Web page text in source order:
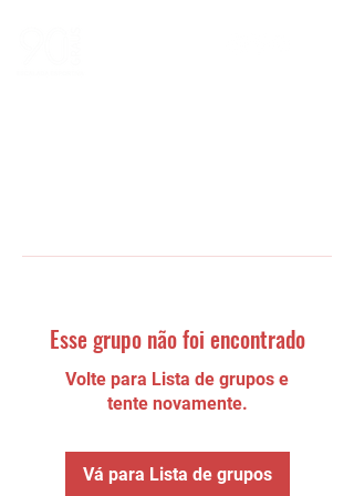
Esse grupo não foi encontrado
Volte para Lista de grupos e
tente novamente.
Vá para Lista de grupos